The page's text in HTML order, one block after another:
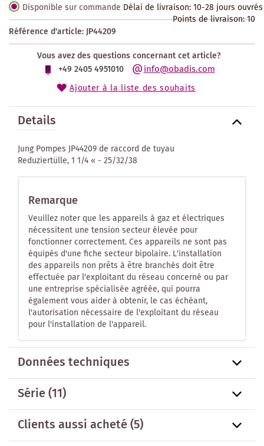
Disponible sur commande Délai de livraison: 10-28 jours ouvrés
Points de livraison:10
Référence d'article:JP44209
Vous avez des questions concernant cet article?
+49 2405 4951010
info@obadis.com
Ajouter à la liste des souhaits
Details
Jung Pompes JP44209 de raccord de tuyau
Reduziertülle, 1 1/4 « - 25/32/38
Remarque
Veuillez noter que les appareils à gaz et électriques
nécessitent une tension secteur élevée pour
fonctionner correctement. Ces appareils ne sont pas
équipés d'une fiche secteur bipolaire. L'installation
des appareils non prêts à être branchés doit être
effectuée par l'exploitant du réseau concerné ou par
une entreprise spécialisée agréée, qui pourra
également vous aider à obtenir, le cas échéant,
l'autorisation nécessaire de l'exploitant du réseau
pour l'installation de l'appareil.
Données techniques
Série(11)
Clients aussi acheté(5)